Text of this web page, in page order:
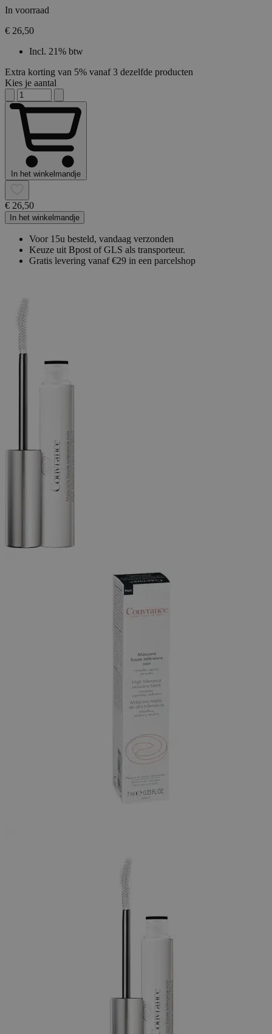
In voorraad
€ 26,50
Incl. 21% btw
Extra korting van 5% vanaf 3 dezelfde producten
Kies je aantal
In het winkelmandje
€ 26,50
In het winkelmandje
Voor 15u besteld, vandaag verzonden
Keuze uit Bpost of GLS als transporteur.
Gratis levering vanaf €29 in een parcelshop